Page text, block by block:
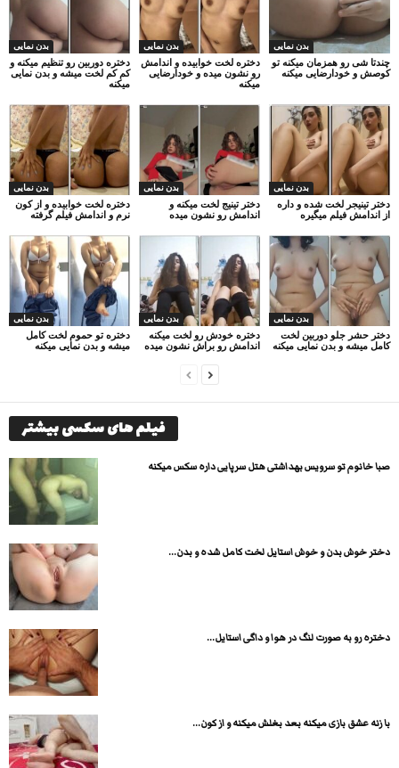
بدن نمایی
دختره دوربین رو تنظیم میکنه و
کم کم لخت میشه و بدن نمایی
میکنه
بدن نمایی
دختره لخت خوابیده و اندامش
رو نشون میده و خودارضایی
میکنه
بدن نمایی
چندتا شی رو همزمان میکنه تو
کوصش و خودارضایی میکنه
بدن نمایی
دختره لخت خوابیده و از کون
نرم و اندامش فیلم گرفته
بدن نمایی
دختر تینیج لخت میکنه و
اندامش رو نشون میده
بدن نمایی
دختر تینیجر لخت شده و داره
از اندامش فیلم میگیره
بدن نمایی
دختره تو حموم لخت کامل
میشه و بدن نمایی میکنه
بدن نمایی
دختره خودش رو لخت میکنه
اندامش رو براش نشون میده
بدن نمایی
دختر حشر جلو دوربین لخت
کامل میشه و بدن نمایی میکنه
فیلم های سکسی بیشتر
صبا خانوم تو سرویس بهداشتی هتل سرپایی داره سکس میکنه
دختر خوش بدن و خوش استایل لخت کامل شده و بدن...
دختره رو به صورت لنگ در هوا و داگی استایل...
با زنه عشق بازی میکنه بعد بغلش میکنه و از کون...